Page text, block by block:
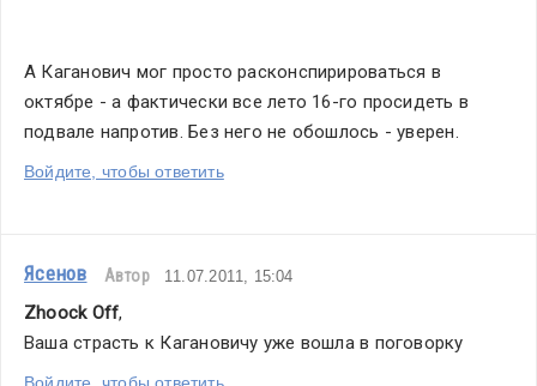
А Каганович мог просто расконспирироваться в
октябре - а фактически все лето 16-го просидеть в
подвале напротив. Без него не обошлось - уверен.
Войдите, чтобы ответить
Ясенов Автор 11.07.2011, 15:04
Zhoock Off,
Ваша страсть к Кагановичу уже вошла в поговорку
Войдите, чтобы ответить